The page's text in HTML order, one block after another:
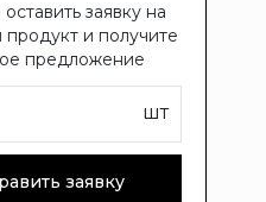
заявку на
и получите
предложение
шт
заявку